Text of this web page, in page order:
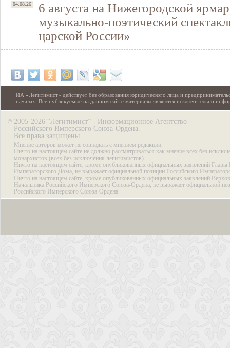
04.08.26
6 августа на Нижегородской
музыкально-поэтический
царской России»
ИА «Легитимист» действует без образования юридического лица и
началах. Все публикуемые на данном сайте материалы являются исключительно
© 2005-2026 “Легитимист” - Информационное Агентство
Российского Имперского Союза-Ордена.
Все права защищены.
Мнение авторов может не совпадать с мнением редакции.
Ничто на настоящем сайте не должно рассматриваться как мнение всех без
монархистов (всех без исключения легитимистов).
Ничто на настоящем сайте, кроме опубликованных официальных заявлений Главы
Императорского Дома, не выражает официальной позиции Российского
Ничто на настоящем сайте, кроме опубликованных официальных заявлений
Начальника Российского Имперского Союза-Ордена, не выражает официальной
Российского Имперского Союза-Ордена.